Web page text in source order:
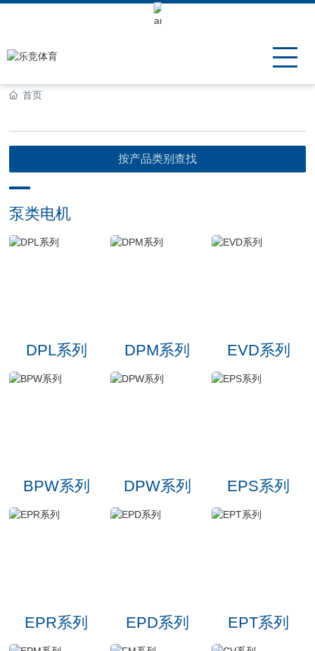
Keli Motor Group Search
首页
按产品类别查找
泵类电机
DPL系列 DPM系列 EVD系列
BPW系列 DPW系列 EPS系列
EPR系列 EPD系列 EPT系列